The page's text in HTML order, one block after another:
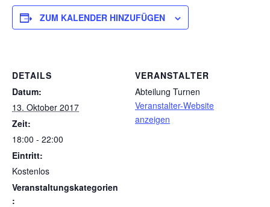
ZUM KALENDER HINZUFÜGEN
DETAILS
Datum:
13. Oktober 2017
Zeit:
18:00 - 22:00
Eintritt:
Kostenlos
Veranstaltungskategorien
:
VERANSTALTER
Abteilung Turnen
Veranstalter-Website
anzeigen